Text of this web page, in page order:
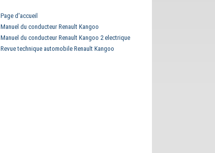
Page d'accueil
Manuel du conducteur Renault Kangoo
Manuel du conducteur Renault Kangoo 2 electrique
Revue technique automobile Renault Kangoo